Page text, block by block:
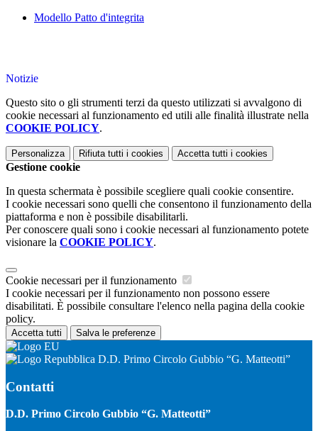
Modello Patto d'integrita
Notizie
Questo sito o gli strumenti terzi da questo utilizzati si avvalgono di
cookie necessari al funzionamento ed utili alle finalità illustrate nella
COOKIE POLICY.
Personalizza Rifiuta tutti i cookies Accetta tutti i cookies
Gestione cookie
In questa schermata è possibile scegliere quali cookie consentire.
I cookie necessari sono quelli che consentono il funzionamento della
piattaforma e non è possibile disabilitarli.
Per conoscere quali sono i cookie necessari al funzionamento potete
visionare la COOKIE POLICY.
Cookie necessari per il funzionamento
I cookie necessari per il funzionamento non possono essere
disabilitati. È possibile consultare l'elenco nella pagina della cookie
policy.
Accetta tutti Salva le preferenze
D.D. Primo Circolo Gubbio “G. Matteotti”
Contatti
D.D. Primo Circolo Gubbio “G. Matteotti”